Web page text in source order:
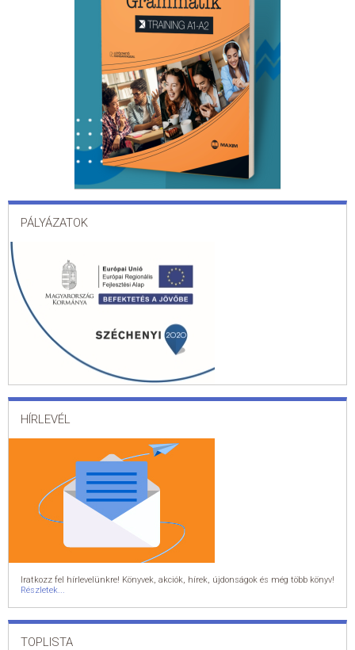
PÁLYÁZATOK
HÍRLEVÉL
Iratkozz fel hírlevelünkre! Könyvek, akciók, hírek, újdonságok és még több könyv!
Részletek...
TOPLISTA